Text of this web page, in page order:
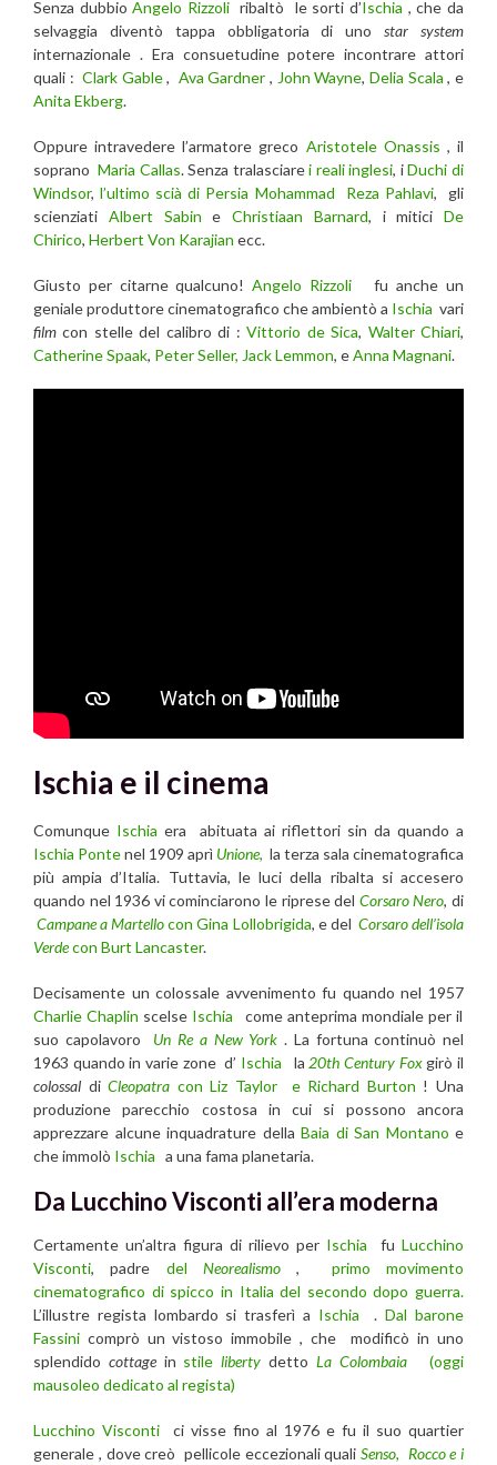
Senza dubbioAngelo Rizzoli ribaltò le sorti d’Ischia , che da
selvaggia diventò tappa obbligatoria di unostar system
internazionale . Era consuetudine potere incontrare attori
quali : Clark Gable, Ava Gardner , John Wayne,Delia Scala , e
Anita Ekberg.
Oppure intravedere l’armatore greco Aristotele Onassis , il
sopranoMaria Callas. Senza tralasciarei reali inglesi, iDuchi di
Windsor,l’ultimo scià di Persia Mohammad Reza Pahlavi, gli
scienziati Albert Sabin e Christiaan Barnard, i mitici De
Chirico, Herbert Von Karajian ecc.
Giusto per citarne qualcuno!Angelo Rizzoli fu anche un
geniale produttore cinematografico che ambientò a Ischia vari
film con stelle del calibro di :Vittorio de Sica, Walter Chiari,
Catherine Spaak, Peter Seller, Jack Lemmon, eAnna Magnani.
Ischia e il cinema
Comunque Ischia era abituata ai riflettori sin da quando a
Ischia Pontenel 1909 aprì Unione, la terza sala cinematografica
più ampia d’Italia. Tuttavia, le luci della ribalta si accesero
quando nel 1936 vi cominciarono le riprese del Corsaro Nero, di
Campane a Martellocon Gina Lollobrigida, e del Corsaro dell’isola
Verdecon Burt Lancaster.
Decisamente un colossale avvenimento fu quando nel 1957
Charlie Chaplin scelse Ischia come anteprima mondiale per il
suo capolavoro Un Re a New York . La fortuna continuò nel
1963 quando in varie zone d’ Ischia la 20th Century Foxgirò il
colossal diCleopatra con Liz Taylor e Richard Burton ! Una
produzione parecchio costosa in cui si possono ancora
apprezzare alcune inquadrature della Baia di San Montano e
che immolò Ischia a una fama planetaria.
Da Lucchino Visconti all’era moderna
Certamente un’altra figura di rilievo per Ischia fu Lucchino
Visconti, padre del Neorealismo ,
primo movimento
cinematografico di spicco in Italia del secondo dopo guerra.
L’illustre regista lombardo si trasferì a Ischia .Dal barone
Fassini comprò un vistoso immobile , che modificò in uno
splendido cottagein stilelibertydetto La Colombaia
(oggi
mausoleo dedicato al regista)
Lucchino Visconti ci visse fino al 1976 e fu il suo quartier
generale , dove creò pellicole eccezionali quali Senso, Rocco e i